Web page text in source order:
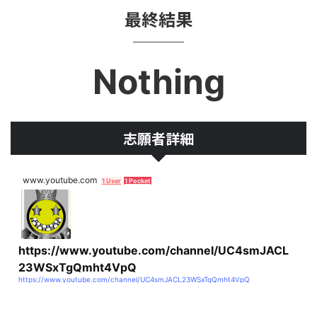
最終結果
Nothing
志願者詳細
www.youtube.com 1 User 1 Pocket
https://www.youtube.com/channel/UC4smJACL
23WSxTgQmht4VpQ
https://www.youtube.com/channel/UC4smJACL23WSxTgQmht4VpQ